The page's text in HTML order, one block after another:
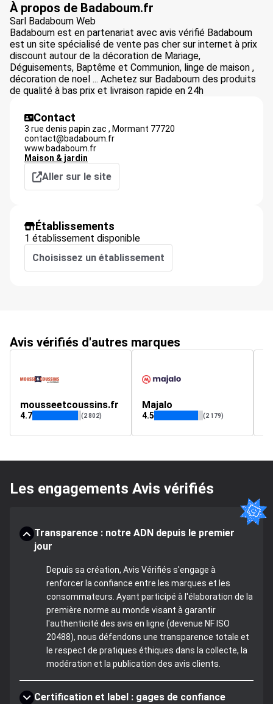
À propos de Badaboum.fr
Sarl Badaboum Web
Badaboum est en partenariat avec avis vérifié Badaboum
est un site spécialisé de vente pas cher sur internet à prix
discount autour de la décoration de Mariage,
Déguisements, Baptême et Communion, linge de maison ,
décoration de noel ... Achetez sur Badaboum des produits
de qualité à bas prix et livraison rapide en 24h
Contact
3 rue denis papin zac , Mormant 77720
contact@badaboum.fr
www.badaboum.fr
Maison & jardin
Aller sur le site
Établissements
1 établissement disponible
Choisissez un établissement
Avis vérifiés d'autres marques
mousseetcoussins.fr
4.7 (2 802)
Majalo
4.5 (2 179)
Les engagements Avis vérifiés
Transparence : notre ADN depuis le premier
jour
Depuis sa création, Avis Vérifiés s'engage à
renforcer la confiance entre les marques et les
consommateurs. Ayant participé à l'élaboration de la
première norme au monde visant à garantir
l'authenticité des avis en ligne (devenue NF ISO
20488), nous défendons une transparence totale et
le respect de pratiques éthiques dans la collecte, la
modération et la publication des avis clients.
Certification et label : gages de confiance